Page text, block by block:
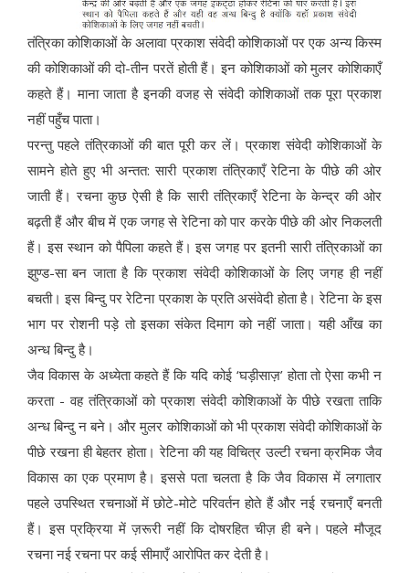
तंत्रिका कोशिकाओं के अलावा प्रकाश संवेदी कोशिकाओं पर एक अन्य किस्म
की कोशिकाओं की दो-तीन परतें होती हैं। इन कोशिकाओं को मुलर कोशिकाएँ
कहते हैं। माना जाता है इनकी वजह से संवेदी कोशिकाओं तक पूरा प्रकाश
नहीं पहुँच पाता।
परन्तु पहले तंत्रिकाओं की बात पूरी कर लें। प्रकाश संवेदी कोशिकाओं के
सामने होते हुए भी अन्तत: सारी प्रकाश तंत्रिकाएँ रेटिना के पीछे की ओर
जाती हैं। रचना कुछ ऐसी है कि सारी तंत्रिकाएँ रेटिना के केन्द्र की ओर
बढ़ती हैं और बीच में एक जगह से रेटिना को पार करके पीछे की ओर निकलती
हैं। इस स्थान को पैपिला कहते हैं। इस जगह पर इतनी सारी तंत्रिकाओं का
झुण्ड-सा बन जाता है कि प्रकाश संवेदी कोशिकाओं के लिए जगह ही नहीं
बचती। इस बिन्दु पर रेटिना प्रकाश के प्रति असंवेदी होता है। रेटिना के इस
भाग पर रोशनी पड़े तो इसका संकेत दिमाग को नहीं जाता। यही आँख का
अन्ध बिन्दु है।
जैव विकास के अध्येता कहते हैं कि यदि कोई ‘घड़ीसाज़’ होता तो ऐसा कभी न
करता - वह तंत्रिकाओं को प्रकाश संवेदी कोशिकाओं के पीछे रखता ताकि
अन्ध बिन्दु न बने। और मुलर कोशिकाओं को भी प्रकाश संवेदी कोशिकाओं के
पीछे रखना ही बेहतर होता। रेटिना की यह विचित्र उल्टी रचना क्रमिक जैव
विकास का एक प्रमाण है। इससे पता चलता है कि जैव विकास में लगातार
पहले उपस्थित रचनाओं में छोटे-मोटे परिवर्तन होते हैं और नई रचनाएँ बनती
हैं। इस प्रक्रिया में ज़रूरी नहीं कि दोषरहित चीज़ ही बने। पहले मौजूद
रचना नई रचना पर कई सीमाएँ आरोपित कर देती है।